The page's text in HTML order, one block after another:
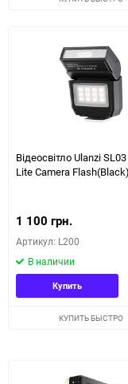
Відеосвітло Ulanzi
Lite Camera
1 100 грн.
Артикул: L200
В наличии
Купить
КУПИТЬ БЫСТРО